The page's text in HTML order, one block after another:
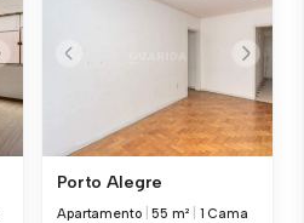
Porto Alegre
Apartamento |55 m² 1 Cama